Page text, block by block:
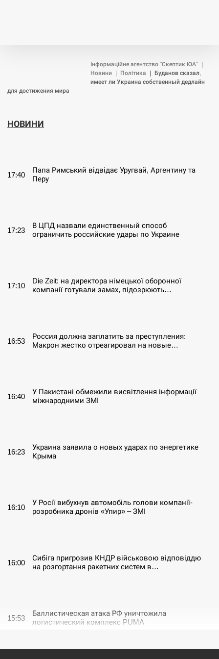
Інформаційне агентство "Скептик ЮА"
Новини
Політика
Буданов сказал,
имеет ли Украина собственный дедлайн
для достижения мира
НОВИНИ
17:40
Папа Римський відвідає Уругвай, Аргентину та
Перу
17:23
В ЦПД назвали единственный способ
ограничить российские удары по Украине
17:10
Die Zeit: на директора німецької оборонної
компанії готували замах, підозрюють…
16:53
Россия должна заплатить за преступления:
Макрон жестко отреагировал на новые…
16:40
У Пакистані обмежили висвітлення інформації
міжнародними ЗМІ
16:23
Украина заявила о новых ударах по энергетике
Крыма
16:10
У Росії вибухнув автомобіль голови компанії-
розробника дронів «Упир» – ЗМІ
16:00
Сибіга пригрозив КНДР військовою відповіддю
на розгортання ракетних систем в…
15:53
Баллистическая атака РФ уничтожила
логистический комплекс PUMA